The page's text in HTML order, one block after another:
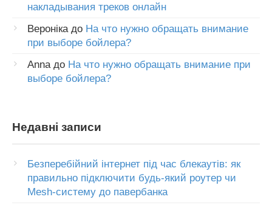
накладывания треков онлайн
Вероніка до На что нужно обращать внимание
при выборе бойлера?
Anna до На что нужно обращать внимание при
выборе бойлера?
Недавні записи
Безперебійний інтернет під час блекаутів: як
правильно підключити будь-який роутер чи
Mesh-систему до павербанка